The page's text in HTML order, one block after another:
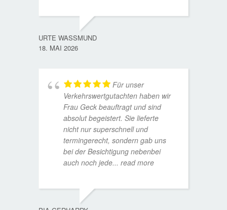
URTE WASSMUND
18. MAI 2026
Für unser
Verkehrswertgutachten haben wir
Frau Geck beauftragt und sind
absolut begeistert. Sie lieferte
nicht nur superschnell und
termingerecht, sondern gab uns
bei der Besichtigung nebenbei
auch noch jede... read more